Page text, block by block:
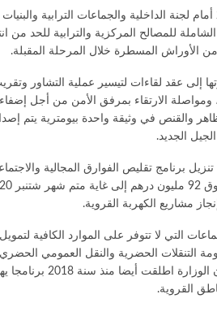
وأبرز لفتيت، في عرض لمشروع ميزانية وزارة الداخلية برسم سنة 2021 أمام لجنة الداخلية والجماعات الترابية
للمصالح المركزية والترابية للحد من
الأوراش المسطرة خلال المرحلة المقبلة.
إلى عقد لقاءات لتيسير عملية التشاور
ومواصلة الارتقاء بمرفق الأمن من أجل
والقنص في وثيقة واحدة بيومترية يتم
الجديد.
برنامج تقليص الفوارق المجالية
مشاريع الكهربة القروية.
التي لا تتوفر على الموارد الكافية
التنقلات الحضرية والنقل العمومي
مجال تأهيل المرافق والتجهيزات العمومية ذات الصبغة التجارية،
القروية.